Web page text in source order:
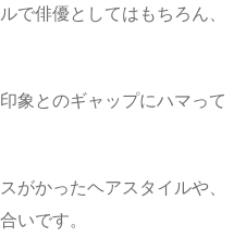
で俳優としてはもちろん、
象とのギャップにハマって
がかったヘアスタイルや、
いです。